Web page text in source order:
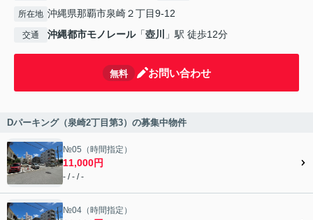
所在地 沖縄県那覇市泉崎２丁目9-12
交通 沖縄都市モノレール「壺川 」駅 徒歩12分
無料 お問い合わせ
Dパーキング（泉崎2丁目第3）の募集中物件
№05（時間指定）
11,000円
- / - / -
№04（時間指定）